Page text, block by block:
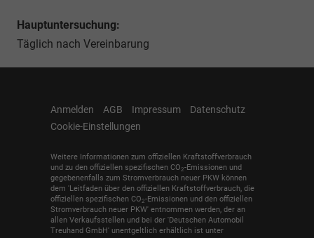
Hauptuntersuchung:
Täglich nach Vereinbarung
Anmelden AGB Impressum
Datenschutz
Cookie-Einstellungen
Weitere Informationen zum offiziellen Kraftstoffverbrauch
und zu den offiziellen spezifischen CO2-Emissionen und
gegebenenfalls zum Stromverbrauch neuer PKW können
dem 'Leitfaden über den offiziellen Kraftstoffverbrauch, die
offiziellen spezifischen CO2-Emissionen und den offiziellen
Stromverbrauch neuer PKW' entnommen werden, der an
allen Verkaufsstellen und bei der 'Deutschen Automobil
Treuhand GmbH' unentgeltlich erhältlich ist unter